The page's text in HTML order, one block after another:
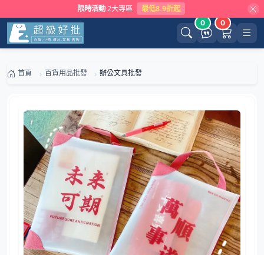
限時活動 2大專區 最低8.9折起
0 0
首頁 百貨用品批發 辦公文具批發